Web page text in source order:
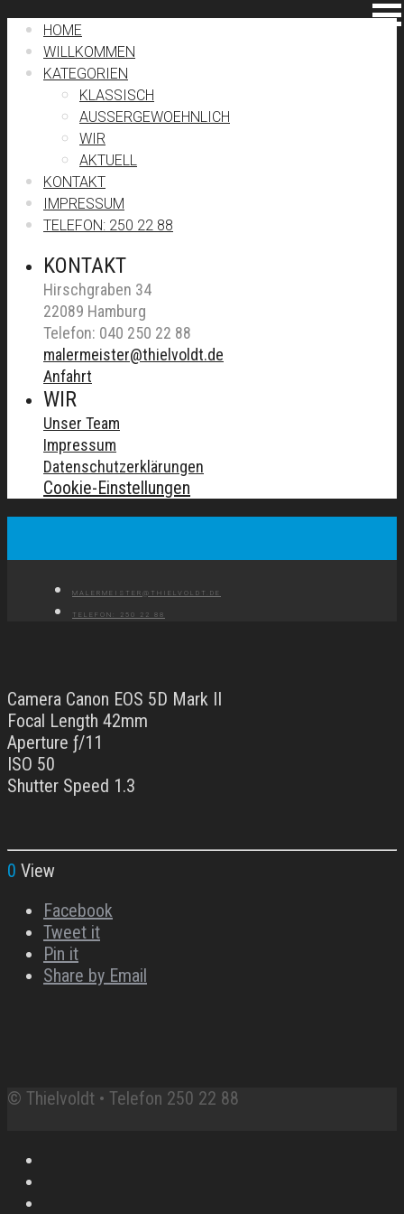
HOME
WILLKOMMEN
KATEGORIEN
KLASSISCH
AUSSERGEWOEHNLICH
WIR
AKTUELL
KONTAKT
IMPRESSUM
TELEFON: 250 22 88
KONTAKT
Hirschgraben 34
22089 Hamburg
Telefon: 040 250 22 88
malermeister@thielvoldt.de
Anfahrt
WIR
Unser Team
Impressum
Datenschutzerklärungen
Cookie-Einstellungen
MALERMEISTER@THIELVOLDT.DE
TELEFON: 250 22 88
Camera Canon EOS 5D Mark II
Focal Length 42mm
Aperture ƒ/11
ISO 50
Shutter Speed 1.3
0 View
Facebook
Tweet it
Pin it
Share by Email
© Thielvoldt • Telefon 250 22 88